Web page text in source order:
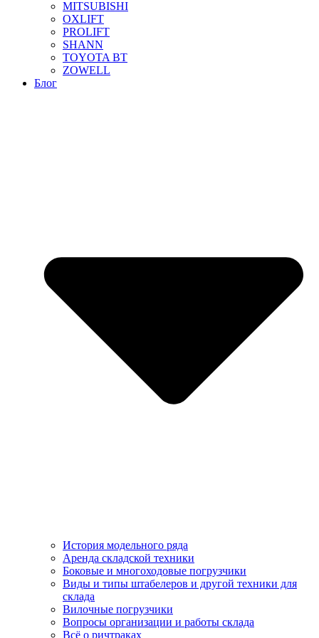
MITSUBISHI
OXLIFT
PROLIFT
SHANN
TOYOTA BT
ZOWELL
Блог
История модельного ряда
Аренда складской техники
Боковые и многоходовые погрузчики
Виды и типы штабелеров и другой техники для
склада
Вилочные погрузчики
Вопросы организации и работы склада
Всё о ричтраках